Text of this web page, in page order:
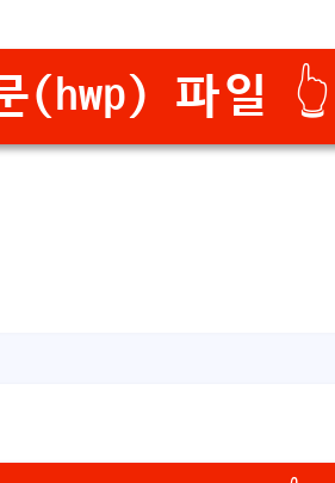
(hwp) 파일 👆️